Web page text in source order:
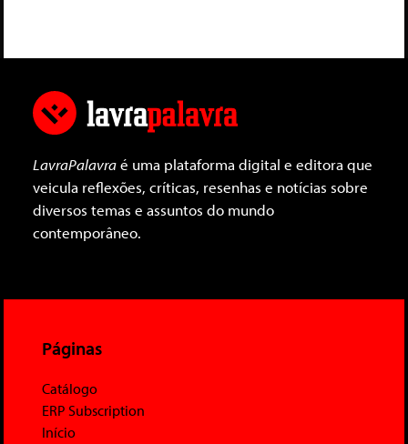
LavraPalavraé uma plataforma digital e editora que
veicula reflexões, críticas, resenhas e notícias sobre
diversos temas e assuntos do mundo
contemporâneo.
Páginas
Catálogo
ERP Subscription
Início